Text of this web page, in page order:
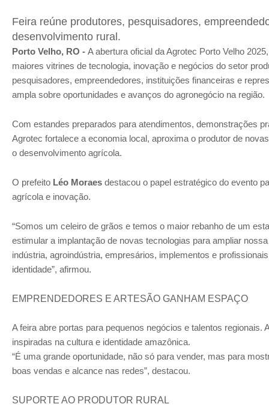
Feira reúne produtores, pesquisadores,
desenvolvimento rural.
Porto Velho, RO - A abertura oficial da Agrotec Porto Velho
maiores vitrines de tecnologia, inovação e negócios do setor
pesquisadores, empreendedores, instituições financeiras e
ampla sobre oportunidades e avanços do agronegócio na região.
Com estandes preparados para atendimentos, demonstrações
Agrotec fortalece a economia local, aproxima o produtor de
o desenvolvimento agrícola.
O prefeito Léo Moraes destacou o papel estratégico do evento
agrícola e inovação.
“Somos um celeiro de grãos e temos o maior rebanho de um
estimular a implantação de novas tecnologias para ampliar
indústria, agroindústria, empresários, implementos e
identidade”, afirmou.
EMPRENDEDORES E ARTESÃO GANHAM ESPAÇO
A feira abre portas para pequenos negócios e talentos regionais.
inspiradas na cultura e identidade amazônica.
“É uma grande oportunidade, não só para vender, mas para
boas vendas e alcance nas redes”, destacou.
SUPORTE AO PRODUTOR RURAL